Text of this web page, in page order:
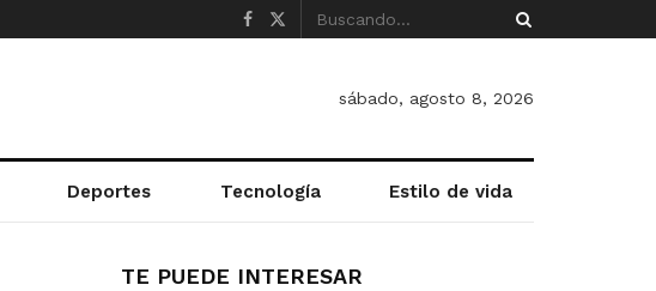
sábado, agosto 8, 2026
Deportes Tecnología Estilo de vida
TE PUEDE INTERESAR